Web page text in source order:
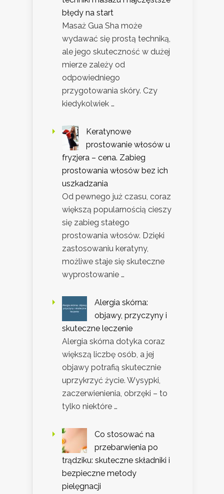
błędy na start
Masaż Gua Sha może
wydawać się prostą techniką,
ale jego skuteczność w dużej
mierze zależy od
odpowiedniego
przygotowania skóry. Czy
kiedykolwiek …
Keratynowe
prostowanie włosów u
fryzjera – cena. Zabieg
prostowania włosów bez ich
uszkadzania
Od pewnego już czasu, coraz
większą popularnością cieszy
się zabieg stałego
prostowania włosów. Dzięki
zastosowaniu keratyny,
możliwe staje się skuteczne
wyprostowanie …
Alergia skórna:
objawy, przyczyny i
skuteczne leczenie
Alergia skórna dotyka coraz
większą liczbę osób, a jej
objawy potrafią skutecznie
uprzykrzyć życie. Wysypki,
zaczerwienienia, obrzęki – to
tylko niektóre …
Co stosować na
przebarwienia po
trądziku: skuteczne składniki i
bezpieczne metody
pielęgnacji